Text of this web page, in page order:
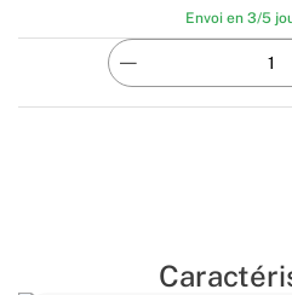
Envoi en 3/5